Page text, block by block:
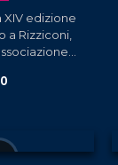
XIV edizione
a Rizziconi,